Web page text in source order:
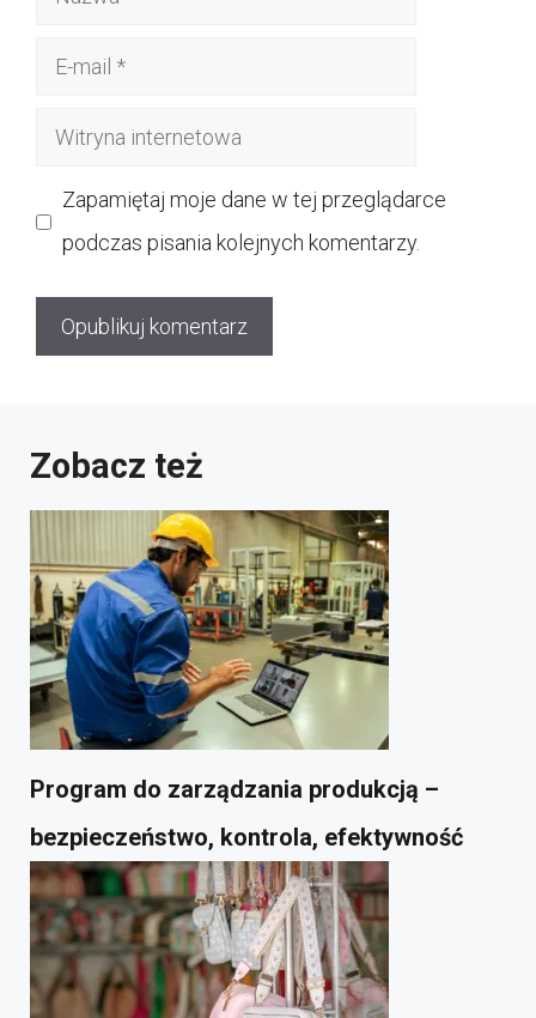
Witryna
Zapamiętaj moje dane w tej przeglądarce
podczas pisania kolejnych komentarzy.
Zobacz też
Program do zarządzania produkcją –
bezpieczeństwo, kontrola, efektywność